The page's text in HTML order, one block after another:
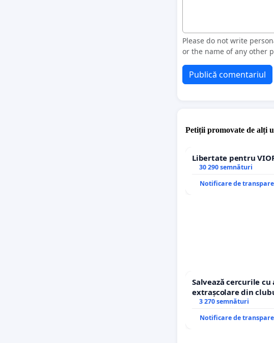
Please do not write
or the name of any other
Publică comentariul
Petiții promovate de alți
Libertate pentru
30 290 semnături
Notificare de
Salvează cercurile
extrașcolare din
copiilor
3 270 semnături
Notificare de